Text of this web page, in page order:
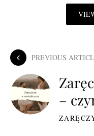
PREVIOUS
–